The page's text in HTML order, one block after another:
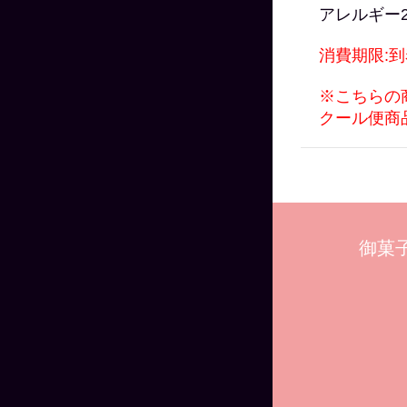
アレルギー
消費期限:
※こちらの
クール便商
御菓